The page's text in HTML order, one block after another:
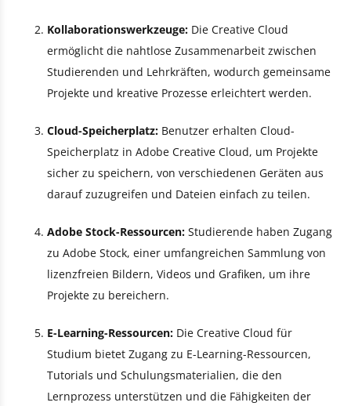
Kollaborationswerkzeuge: Die Creative Cloud
ermöglicht die nahtlose Zusammenarbeit zwischen
Studierenden und Lehrkräften, wodurch gemeinsame
Projekte und kreative Prozesse erleichtert werden.
Cloud-Speicherplatz: Benutzer erhalten Cloud-
Speicherplatz in Adobe Creative Cloud, um Projekte
sicher zu speichern, von verschiedenen Geräten aus
darauf zuzugreifen und Dateien einfach zu teilen.
Adobe Stock-Ressourcen: Studierende haben Zugang
zu Adobe Stock, einer umfangreichen Sammlung von
lizenzfreien Bildern, Videos und Grafiken, um ihre
Projekte zu bereichern.
E-Learning-Ressourcen: Die Creative Cloud für
Studium bietet Zugang zu E-Learning-Ressourcen,
Tutorials und Schulungsmaterialien, die den
Lernprozess unterstützen und die Fähigkeiten der